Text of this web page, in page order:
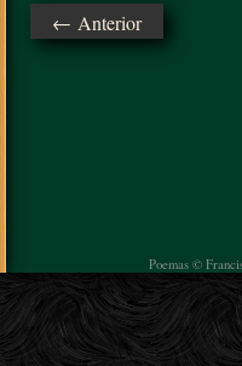
← Anterior
Poemas ©